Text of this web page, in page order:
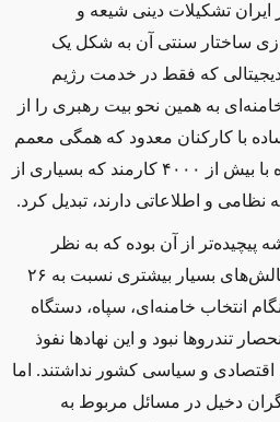
تشکیلات دینی شیعه و
ساختار سنتی آن به شکل یک
که فقط در خدمت رژیم
به همین نحو بیت رهبری را از
با کارکنان معدود که همگی معمم
بودند، به نهادی بزرگ و پیچیده با بیش از ۴۰۰۰ کارمند که بسیاری از
نظامی و اطلاعاتی دارند، تبدیل کرد.
پیچیده‌تر از آن بوده که به نظر
می‌رسد. ولی فضای فعلی چالش‌های بسیار بیشتری نسبت به ۲۶
انتخاب خامنه‌ای، سپاه، دستگاه
تندروها نبود و این نهادها نفوذ
اقتصادی و سیاسی کشور نداشتند. اما
دخیل در مسائل مربوط به